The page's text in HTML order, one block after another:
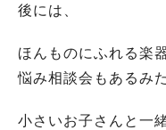
後には、
ほんものにふれる楽
悩み相談会もあるみ
小さいお子さんと一